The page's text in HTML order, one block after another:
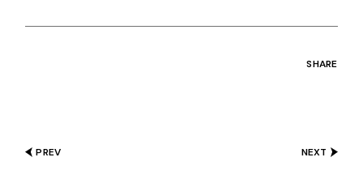
SHARE
PREV NEXT